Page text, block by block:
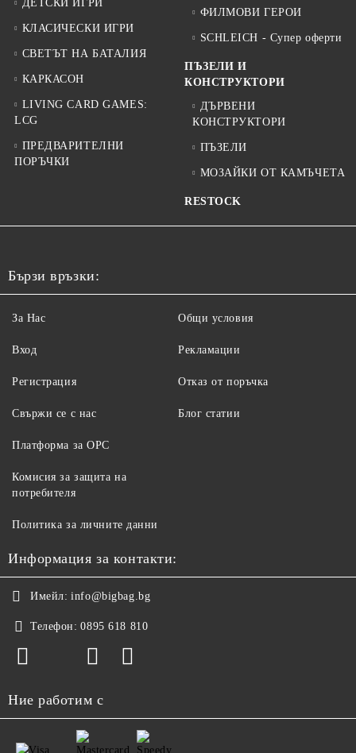
ДЕТСКИ ИГРИ
КЛАСИЧЕСКИ ИГРИ
СВЕТЪТ НА БАТАЛИЯ
КАРКАСОН
LIVING CARD GAMES:
LCG
ПРЕДВАРИТЕЛНИ
ПОРЪЧКИ
ФИЛМОВИ ГЕРОИ
SCHLEICH - Супер оферти
ПЪЗЕЛИ И
КОНСТРУКТОРИ
ДЪРВЕНИ
КОНСТРУКТОРИ
ПЪЗЕЛИ
МОЗАЙКИ ОТ КАМЪЧЕТА
RESTOCK
Бързи връзки:
За Нас
Вход
Регистрация
Свържи се с нас
Общи условия
Рекламации
Отказ от поръчка
Блог статии
Платформа за ОРС
Комисия за защита на
потребителя
Политика за личните данни
Информация за контакти:
Имейл: info@bigbag.bg
Телефон: 0895 618 810
Ние работим с